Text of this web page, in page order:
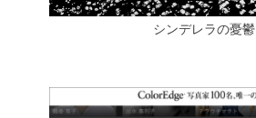
シンデレラの憂鬱